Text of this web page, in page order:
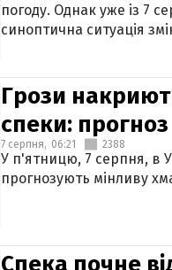
погоду. Однак уже із 7
синоптична ситуація
Грози
спеки:
7 серпня, 06:21 2388
У п'ятницю, 7 серпня, в
прогнозують мінливу
Спека почне